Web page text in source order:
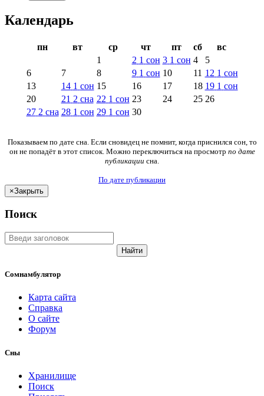
Календарь
пн вт ср чт пт сб
вс
1
2 1 сон 3 1 сон 4
5
6
7 8 9 1 сон 10 11 12 1 сон
13
14 1 сон 15 16 17 18 19 1 сон
20
21 2 сна 22 1 сон 23 24 25 26
27 2 сна 28 1 сон 29 1 сон 30
Показываем по дате сна. Если сновидец не помнит, когда приснился сон, то
он не попадёт в этот список. Можно переключиться на просмотр по дате
публикации сна.
По дате публикации
×Закрыть
Поиск
Найти
Сомнамбулятор
Карта сайта
Справка
О сайте
Форум
Сны
Хранилище
Поиск